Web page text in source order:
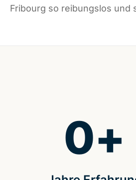
Fribourg so reibungslos und
0+